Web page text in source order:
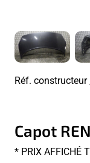
Réf. constructeur
Capot
* PRIX AFFICHÉ